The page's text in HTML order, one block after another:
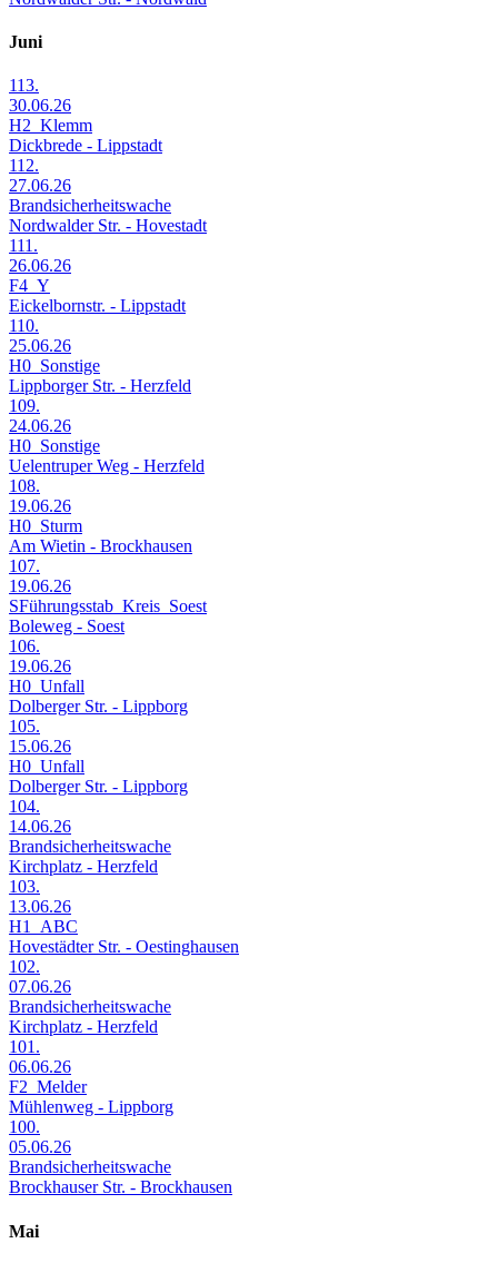
Juni
113.
30.06.26
H2_Klemm
Dickbrede - Lippstadt
112.
27.06.26
Brandsicherheitswache
Nordwalder Str. - Hovestadt
111.
26.06.26
F4_Y
Eickelbornstr. - Lippstadt
110.
25.06.26
H0_Sonstige
Lippborger Str. - Herzfeld
109.
24.06.26
H0_Sonstige
Uelentruper Weg - Herzfeld
108.
19.06.26
H0_Sturm
Am Wietin - Brockhausen
107.
19.06.26
SFührungsstab_Kreis_Soest
Boleweg - Soest
106.
19.06.26
H0_Unfall
Dolberger Str. - Lippborg
105.
15.06.26
H0_Unfall
Dolberger Str. - Lippborg
104.
14.06.26
Brandsicherheitswache
Kirchplatz - Herzfeld
103.
13.06.26
H1_ABC
Hovestädter Str. - Oestinghausen
102.
07.06.26
Brandsicherheitswache
Kirchplatz - Herzfeld
101.
06.06.26
F2_Melder
Mühlenweg - Lippborg
100.
05.06.26
Brandsicherheitswache
Brockhauser Str. - Brockhausen
Mai